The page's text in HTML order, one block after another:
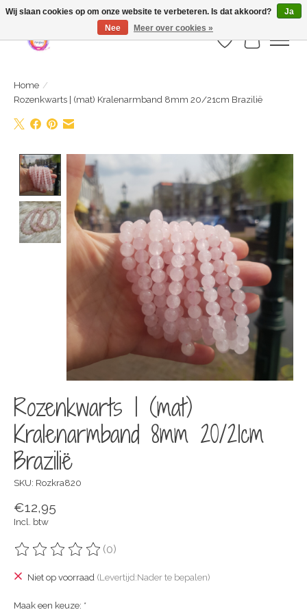
Webshop is geopend maar nog onder constructie | let op: Verzenden vanaf 29
juli
Verlanglijst
Home /
Rozenkwarts | (mat) Kralenarmband 8mm 20/21cm Brazilië
Product image slideshow Items
Rozenkwarts | (mat)
Kralenarmband 8mm 20/21cm
Brazilië
SKU: Rozkra820
€12,95
Incl. btw
De beoordeling van dit product is
(0)
Niet op voorraad (Levertijd:Nader te bepalen)
Maak een keuze: *
Wij slaan cookies op om onze website te verbeteren. Is dat akkoord?
Ja
Nee
Meer over cookies »